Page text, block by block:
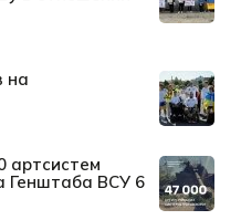
на
артсистем
Генштаба ВСУ 6